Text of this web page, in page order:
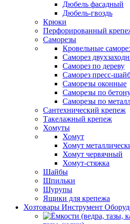
Дюбель фасадный
Дюбель-гвоздь
Крюки
Перфорированный
Саморезы
Кровельные
Саморез
Саморез по дереву
Саморез пресс-
Саморезы оконные
Саморезы по
Саморезы по
Сантехнический крепеж
Такелажный крепеж
Хомуты
Хомут
Хомут
Хомут червячный
Хомут-стяжка
Шайбы
Шпильки
Шурупы
Ящики для крепежа
Хозтовары Инструмент